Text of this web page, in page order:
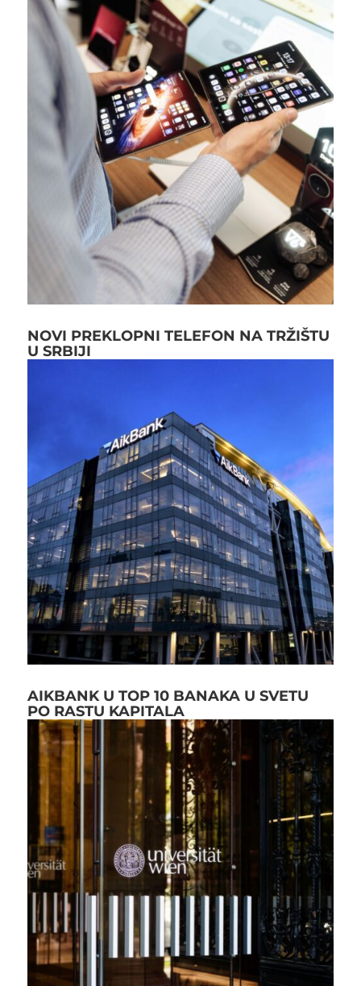
NOVI PREKLOPNI TELEFON NA TRŽIŠTU
U SRBIJI
AIKBANK U TOP 10 BANAKA U SVETU
PO RASTU KAPITALA